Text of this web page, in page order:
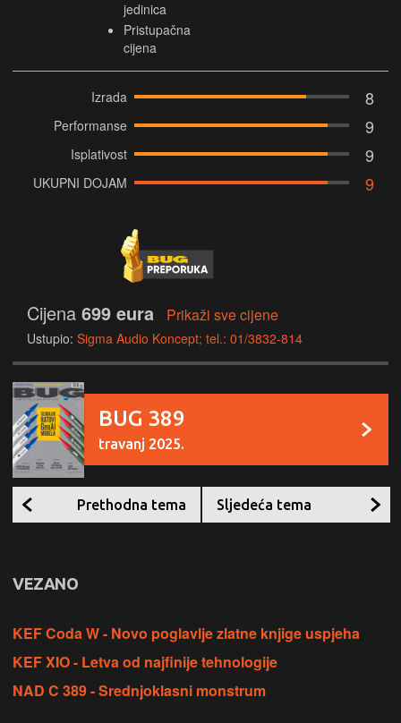
jedinica
Pristupačna
cijena
Izrada 8
Performanse 9
Isplativost 9
UKUPNI DOJAM 9
Cijena 699 eura Prikaži sve cijene
Ustupio: Sigma Audio Koncept; tel.: 01/3832-814
BUG 389
travanj 2025.
Prethodna tema Sljedeća tema
VEZANO
KEF Coda W - Novo poglavlje zlatne knjige uspjeha
KEF XIO - Letva od najfinije tehnologije
NAD C 389 - Srednjoklasni monstrum